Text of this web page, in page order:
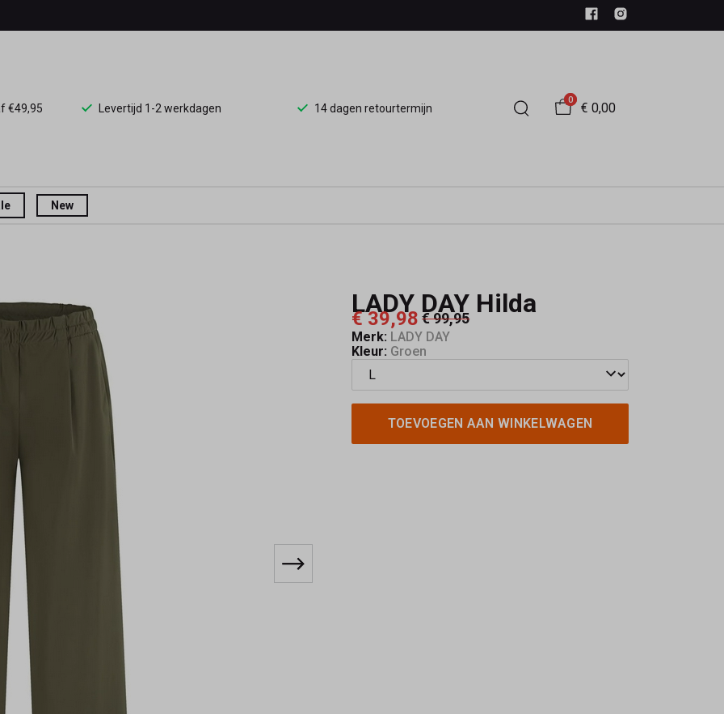
€49,95 Levertijd 1-2 werkdagen 14 dagen retourtermijn
0
€ 0,00
New
LADY DAY Hilda
€ 39,98 € 99,95
Merk: LADY DAY
Kleur: Groen
TOEVOEGEN AAN WINKELWAGEN